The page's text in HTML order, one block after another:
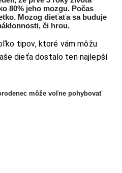
80% jeho mozgu. Počas
Mozog dieťaťa sa buduje
či hrou.
tipov, ktoré vám môžu
dieťa dostalo ten najlepší
môže voľne pohybovať